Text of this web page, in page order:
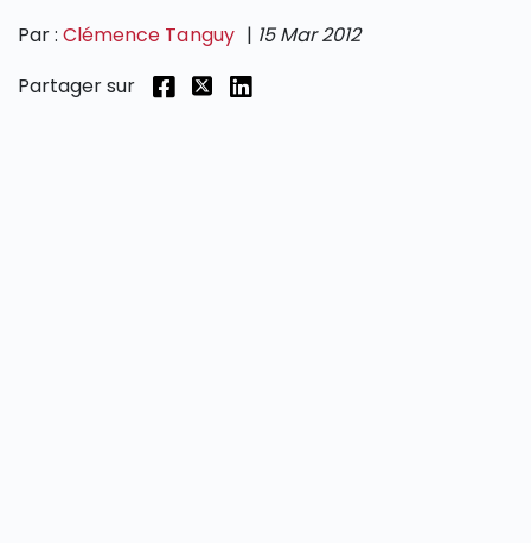
Par :Clémence Tanguy | 15 Mar 2012
Partager sur